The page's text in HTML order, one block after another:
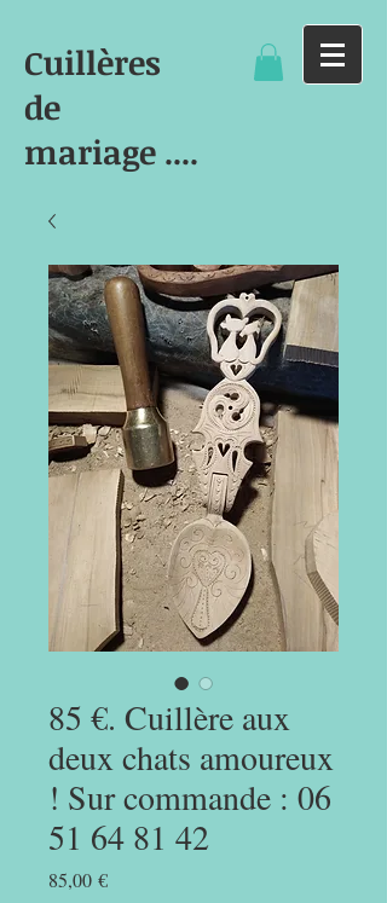
Cuillères
de
mariage ....
85 €. Cuillère aux
deux chats amoureux
! Sur commande : 06
51 64 81 42
85,00 €Prix